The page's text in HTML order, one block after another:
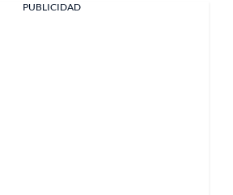
PUBLICIDAD